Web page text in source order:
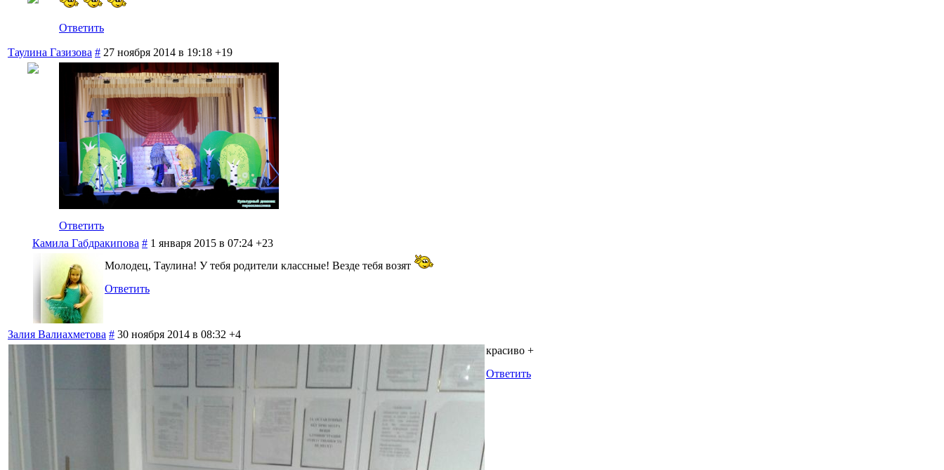
Ответить
Таулина Газизова # 27 ноября 2014 в 19:18 +19
Ответить
Камила Габдракипова # 1 января 2015 в 07:24 +23
Молодец, Таулина! У тебя родители классные! Везде тебя возят
Ответить
Залия Валиахметова # 30 ноября 2014 в 08:32 +4
красиво +
Ответить